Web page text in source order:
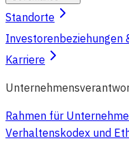
Standorte
Investorenbeziehungen
Karriere
Rahmen für
Verhaltenskodex und